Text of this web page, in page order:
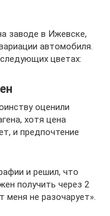
заводе в Ижевске,
автомобиля.
цветах:
оценили
хотя цена
и предпочтение
и решил, что
получить через 2
не разочарует».